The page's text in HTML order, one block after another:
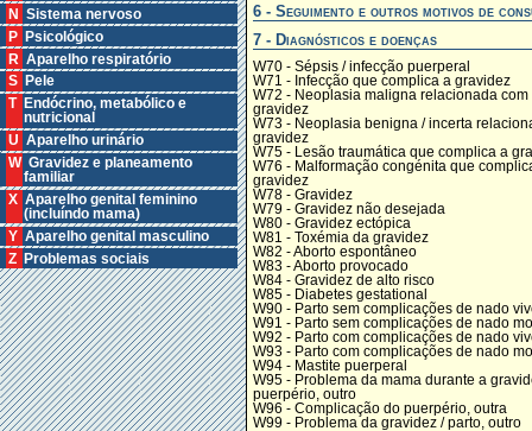
N Sistema nervoso
P Psicológico
R Aparelho respiratório
S Pele
T Endócrino, metabólico e
nutricional
U Aparelho urinário
W Gravidez e planeamento
familiar
X Aparelho genital feminino
(incluíndo mama)
Y Aparelho genital masculino
Z Problemas sociais
6 - Seguimento e outros motivos de
7 - Diagnósticos e doenças
W70 - Sépsis / infecção puerperal
W71 - Infecção que complica a gravidez
W72 - Neoplasia maligna relacionada com
gravidez
W73 - Neoplasia benigna / incerta
gravidez
W75 - Lesão traumática que complica a
W76 - Malformação congénita que
gravidez
W78 - Gravidez
W79 - Gravidez não desejada
W80 - Gravidez ectópica
W81 - Toxémia da gravidez
W82 - Aborto espontâneo
W83 - Aborto provocado
W84 - Gravidez de alto risco
W85 - Diabetes gestational
W90 - Parto sem complicações de nado
W91 - Parto sem complicações de nado
W92 - Parto com complicações de nado
W93 - Parto com complicações de nado
W94 - Mastite puerperal
W95 - Problema da mama durante a
puerpério, outro
W96 - Complicação do puerpério, outra
W99 - Problema da gravidez / parto, outro